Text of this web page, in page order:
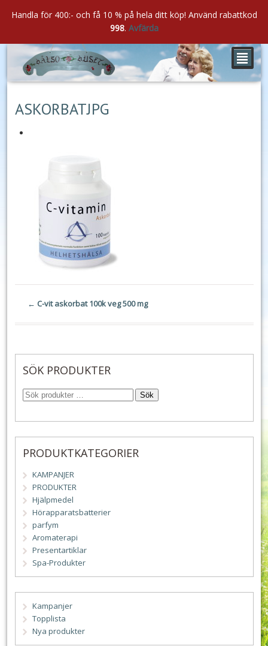
²
ASKORBATJPG
← C-vit askorbat 100k veg 500 mg
SÖK PRODUKTER
Sök
PRODUKTKATEGORIER
KAMPANJER
PRODUKTER
Hjälpmedel
Hörapparatsbatterier
parfym
Aromaterapi
Presentartiklar
Spa-Produkter
Kampanjer
Topplista
Nya produkter
Handla för 400:- och få 10 % på hela ditt köp! Använd rabattkod
998. Avfärda